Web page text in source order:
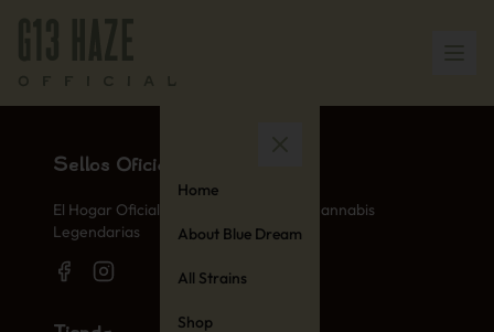
Home
About Blue Dream
All Strains
Shop
Sellos Oficiales de Cannabis
El Hogar Oficial de las Variedades de Cannabis
Legendarias